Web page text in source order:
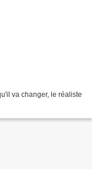
va changer, le réaliste